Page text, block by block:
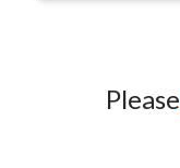
Please